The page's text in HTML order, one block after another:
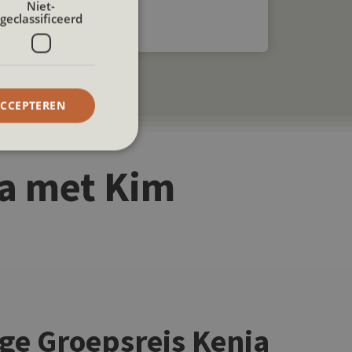
met Kim
volgt snel!
Groepsreis Kenia
Niet-
geclassificeerd